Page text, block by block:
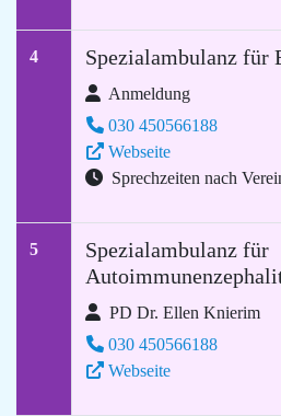
4 Spezialambulanz für
Anmeldung
030 450566188
Webseite
Sprechzeiten nach
5
Spezialambulanz für
PD Dr. Ellen Knierim
030 450566188
Webseite